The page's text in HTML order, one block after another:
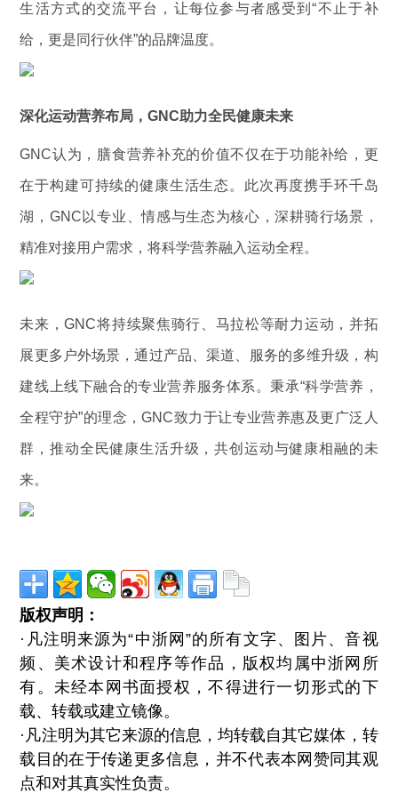
生活方式的交流平台，让每位参与者感受到“不止于补
给，更是同行伙伴”的品牌温度。
深化运动营养布局，GNC助力全民健康未来
GNC认为，膳食营养补充的价值不仅在于功能补给，更
在于构建可持续的健康生活生态。此次再度携手环千岛
湖，GNC以专业、情感与生态为核心，深耕骑行场景，
精准对接用户需求，将科学营养融入运动全程。
未来，GNC将持续聚焦骑行、马拉松等耐力运动，并拓
展更多户外场景，通过产品、渠道、服务的多维升级，构
建线上线下融合的专业营养服务体系。秉承“科学营养，
全程守护”的理念，GNC致力于让专业营养惠及更广泛人
群，推动全民健康生活升级，共创运动与健康相融的未
来。
版权声明：
·凡注明来源为“中浙网”的所有文字、图片、音视
频、美术设计和程序等作品，版权均属中浙网所
有。未经本网书面授权，不得进行一切形式的下
载、转载或建立镜像。
·凡注明为其它来源的信息，均转载自其它媒体，转
载目的在于传递更多信息，并不代表本网赞同其观
点和对其真实性负责。